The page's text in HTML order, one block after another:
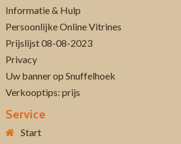
Informatie & Hulp
Persoonlijke Online Vitrines
Prijslijst 08-08-2023
Privacy
Uw banner op Snuffelhoek
Verkooptips: prijs
Service
Start